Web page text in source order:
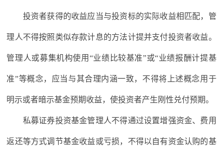
投资者获得的收益应当与投资标的实际收益相匹配，管
理人不得按照类似存款计息的方法计提并支付投资者收益。
管理人或募集机构使用“业绩比较基准”或“业绩报酬计提基
准”等概念，应当与其合理内涵一致，不得将上述概念用于
明示或者暗示基金预期收益，使投资者产生刚性兑付预期。
私募证券投资基金管理人不得通过设置增强资金、费用
返还等方式调节基金收益或亏损，不得以自有资金认购的基